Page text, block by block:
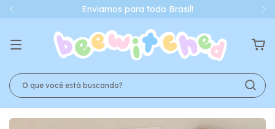
Enviamos para todo Brasil!